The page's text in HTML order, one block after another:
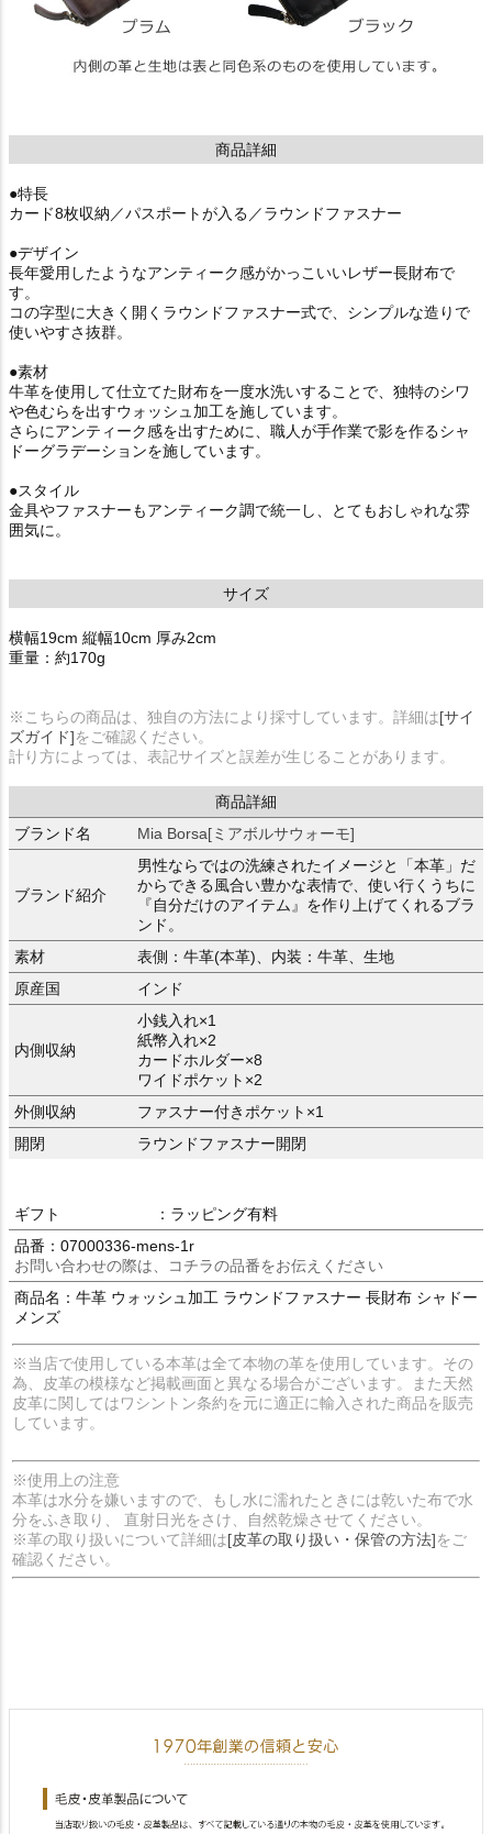
商品詳細
●特長
カード8枚収納／パスポートが入る／ラウンドファスナー
●デザイン
長年愛用したようなアンティーク感がかっこいいレザー長財布で
す。
コの字型に大きく開くラウンドファスナー式で、シンプルな造りで
使いやすさ抜群。
●素材
牛革を使用して仕立てた財布を一度水洗いすることで、独特のシワ
や色むらを出すウォッシュ加工を施しています。
さらにアンティーク感を出すために、職人が手作業で影を作るシャ
ドーグラデーションを施しています。
●スタイル
金具やファスナーもアンティーク調で統一し、とてもおしゃれな雰
囲気に。
サイズ
横幅19cm 縦幅10cm 厚み2cm
重量：約170g
※こちらの商品は、独自の方法により採寸しています。詳細は[サイ
ズガイド]をご確認ください。
計り方によっては、表記サイズと誤差が生じることがあります。
商品詳細
ブランド名
Mia Borsa[ミアボルサウォーモ]
ブランド紹介
男性ならではの洗練されたイメージと「本革」だ
からできる風合い豊かな表情で、使い行くうちに
『自分だけのアイテム』を作り上げてくれるブラ
ンド。
素材
表側：牛革(本革)、内装：牛革、生地
原産国
インド
内側収納
小銭入れ×1
紙幣入れ×2
カードホルダー×8
ワイドポケット×2
外側収納
ファスナー付きポケット×1
開閉
ラウンドファスナー開閉
ギフト
：ラッピング有料
品番：07000336-mens-1r
お問い合わせの際は、コチラの品番をお伝えください
商品名：牛革 ウォッシュ加工 ラウンドファスナー 長財布 シャドー
メンズ
※当店で使用している本革は全て本物の革を使用しています。その
為、皮革の模様など掲載画面と異なる場合がございます。また天然
皮革に関してはワシントン条約を元に適正に輸入された商品を販売
しています。
※使用上の注意
本革は水分を嫌いますので、もし水に濡れたときには乾いた布で水
分をふき取り、 直射日光をさけ、自然乾燥させてください。
※革の取り扱いについて詳細は[皮革の取り扱い・保管の方法]をご
確認ください。